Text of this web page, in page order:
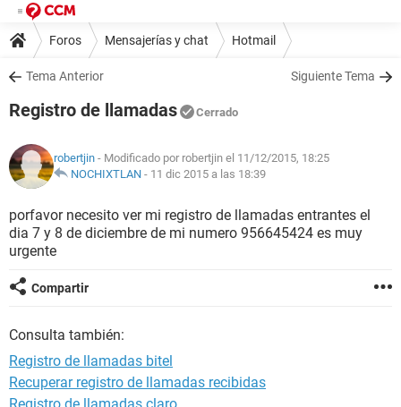
Foros Mensajerías y chat Hotmail
Tema Anterior Siguiente Tema
Registro de llamadas Cerrado
robertjin - Modificado por robertjin el 11/12/2015, 18:25
NOCHIXTLAN - 11 dic 2015 a las 18:39
porfavor necesito ver mi registro de llamadas entrantes el
dia 7 y 8 de diciembre de mi numero 956645424 es muy
urgente
Compartir
Consulta también:
Registro de llamadas bitel
Recuperar registro de llamadas recibidas